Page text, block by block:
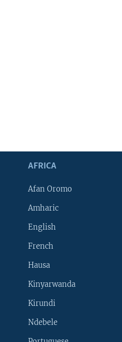
AFRICA
Afan Oromo
Amharic
English
French
Hausa
Kinyarwanda
Kirundi
Ndebele